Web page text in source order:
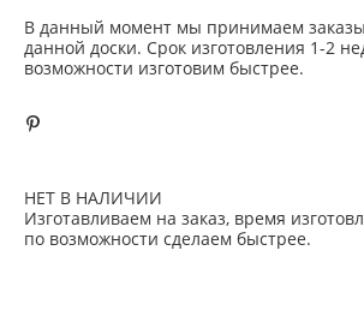
В данный момент мы принимаем заказы
данной доски. Срок изготовления 1-2
возможности изготовим быстрее.
НЕТ В НАЛИЧИИ
Изготавливаем на заказ, время
по возможности сделаем быстрее.